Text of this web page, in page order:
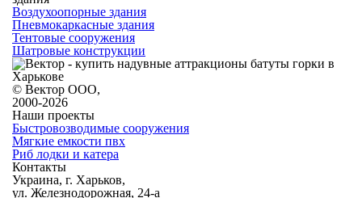
Воздухоопорные здания
Пневмокаркасные здания
Тентовые сооружения
Шатровые конструкции
© Вектор ООО,
2000-2026
Наши проекты
Быстровозводимые сооружения
Мягкие емкости пвх
Риб лодки и катера
Контакты
Украина, г. Харьков,
ул. Железнодорожная, 24-а